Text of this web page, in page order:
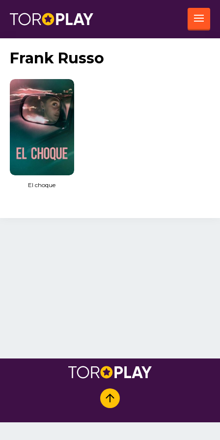
Frank Russo
El choque